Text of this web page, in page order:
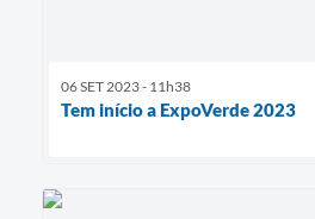
06 SET 2023 - 11h38
Tem início a ExpoVerde 2023